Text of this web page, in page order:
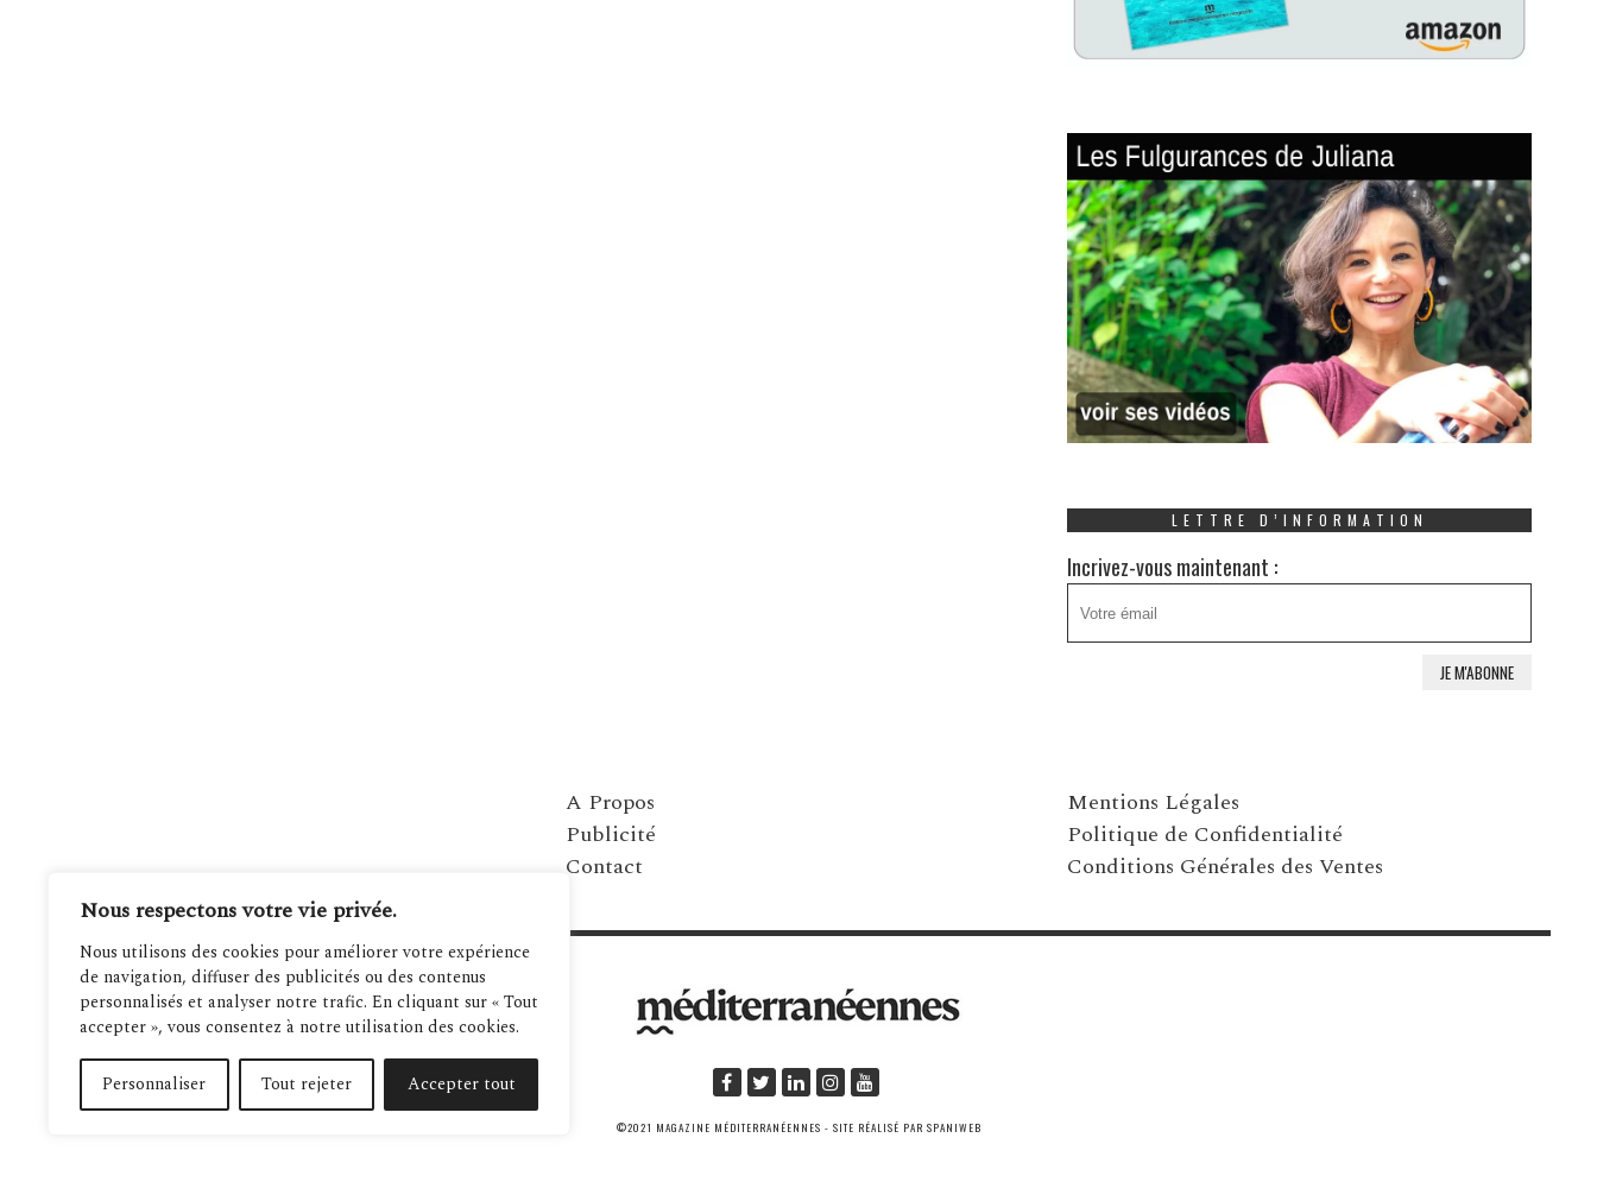
Nous respectons votre vie privée.
Nous utilisons des cookies pour améliorer votre expérience
de navigation, diffuser des publicités ou des contenus
personnalisés et analyser notre trafic. En cliquant sur « Tout
accepter », vous consentez à notre utilisation des cookies.
Personnaliser Tout rejeter Accepter tout
LETTRE D’INFORMATION
Incrivez-vous maintenant :
A Propos
Publicité
Contact
Mentions Légales
Politique de Confidentialité
Conditions Générales des Ventes
©2021 MAGAZINE MÉDITERRANÉENNES - SITE RÉALISÉ PAR SPANIWEB